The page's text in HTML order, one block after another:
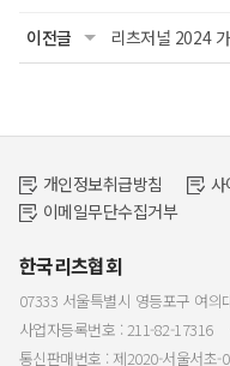
이전글 리츠저널 2024
개인정보취급방침
이메일무단수집거부
한국리츠협회
07333 서울특별시 영등포구 여의
사업자등록번호 : 211-82-17316
통신판매번호 : 제2020-서울서초-